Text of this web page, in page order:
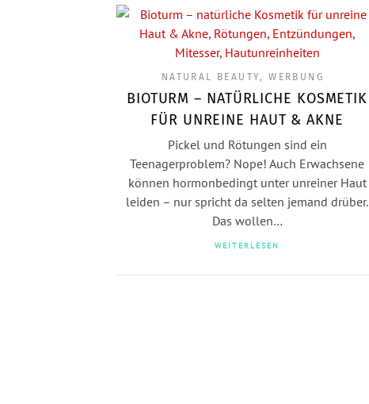
NATURAL BEAUTY,WERBUNG
BIOTURM – NATÜRLICHE KOSMETIK
FÜR UNREINE HAUT & AKNE
Pickel und Rötungen sind ein
Teenagerproblem? Nope! Auch Erwachsene
können hormonbedingt unter unreiner Haut
leiden – nur spricht da selten jemand drüber.
Das wollen…
WEITERLESEN